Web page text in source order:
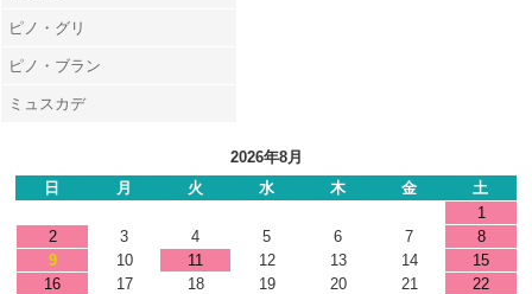
ピノ・グリ
ピノ・ブラン
ミュスカデ
2026年8月
日
月 火 水 木 金
土
1
2
3 4 5 6 7
8
9
10 11 12 13 14
15
16
17 18 19 20 21
22